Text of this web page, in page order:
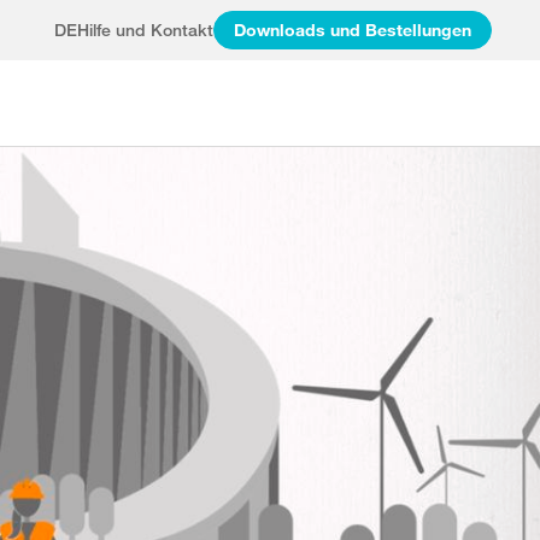
DEHilfe und Kontakt Downloads und Bestellungen